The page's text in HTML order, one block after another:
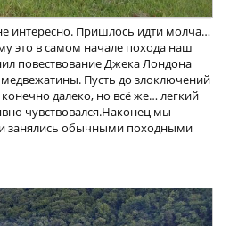
интересно. Пришлось идти молча…
это в самом начале похода наш
повествование Джека Лондона
Пусть до злоключений
далеко, но всё же… легкий
чувствовался.Наконец мы
занялись обычными походными